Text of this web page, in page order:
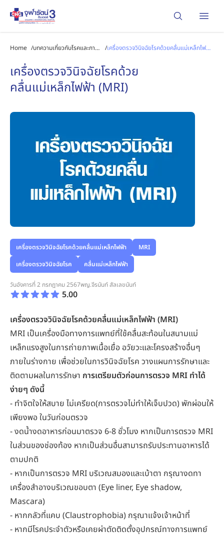
Home /บทความเกี่ยวกับโรคและการ
/เครื่องตรวจวินิจฉัยโรคด้วยคลื่นแม่เหล็กไฟฟ้า
เครื่องตรวจวินิจฉัยโรคด้วย
คลื่นแม่เหล็กไฟฟ้า (MRI)
เครื่องตรวจวินิจฉัยโรคด้วยคลื่นแม่เหล็กไฟฟ้า
MRI
เครื่องตรวจวินิจฉัยโรค
คลื่นแม่เหล็กไฟฟ้า
วันอังคารที่ 2 กรกฎาคม 2567พญ.จีรนันท์ สัลเลขนันท์
5.00
เครื่องตรวจวินิจฉัยโรคด้วยคลื่นแม่เหล็กไฟฟ้า (MRI)
MRI เป็นเครื่องมือทางการแพทย์ที่ใช้คลื่นสะท้อนในสนามแม่
เหล็กแรงสูงในการถ่ายภาพเนื้อเยื่อ อวัยวะและโครงสร้างอื่นๆ
ภายในร่างกาย เพื่อช่วยในการวินิจฉัยโรค วางแผนการรักษาและ
ติดตามผลในการรักษา การเตรียมตัวก่อนการตรวจ MRI ทำได้
ง่ายๆ ดังนี้
- ทำจิตใจให้สบาย ไม่เครียด(การตรวจไม่ทำให้เจ็บปวด) พักผ่อนให้
เพียงพอ ในวันก่อนตรวจ
- งดน้ำงดอาหารก่อนมาตรวจ 6-8 ชั่วโมง หากเป็นการตรวจ MRI
ในส่วนของช่องท้อง หากเป็นส่วนอื่นสามารถรับประทานอาหารได้
ตามปกติ
- หากเป็นการตรวจ MRI บริเวณสมองและเบ้าตา กรุณางดทา
เครื่องสำอางบริเวณขอบตา (Eye liner, Eye shadow,
Mascara)
- หากกลัวที่แคบ (Claustrophobia) กรุณาแจ้งเจ้าหน้าที่
- หากมีโรคประจำตัวหรือเคยผ่าตัดติดตั้งอุปกรณ์ทางการแพทย์